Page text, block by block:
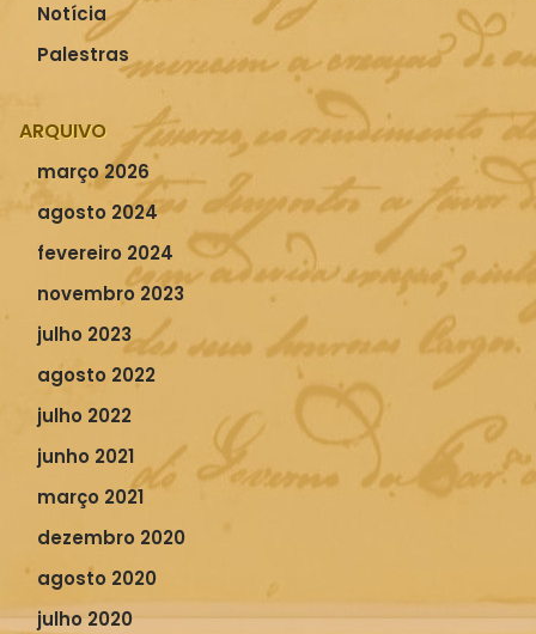
Notícia
Palestras
ARQUIVO
março 2026
agosto 2024
fevereiro 2024
novembro 2023
julho 2023
agosto 2022
julho 2022
junho 2021
março 2021
dezembro 2020
agosto 2020
julho 2020